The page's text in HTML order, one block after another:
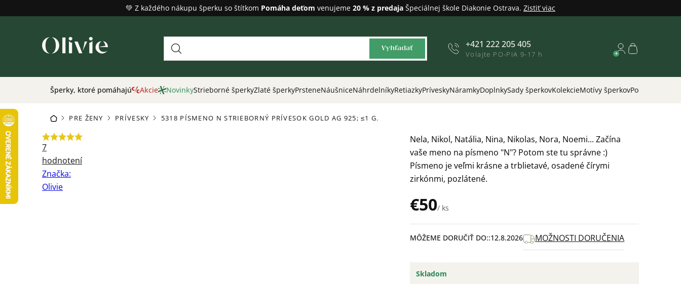
na
💚 Z každého nákupu šperku so štítkom Pomáha deťom venujeme 20 % z predaja Špeciálnej škole Diakonie Ostrava. Zistiť viac
Vyhľadať +421 222 205 405
Volajte PO-PIA 9-17 h
Nákupný
Šperky, ktoré pomáhajú Akcie NovinkyStrieborné šperkyZlaté šperkyPrsteneNáušniceNáhrdelníkyRetiazkyPríveskyNáramkyDoplnkySady šperkovKolekcieMotívy šperkovPodľa
DOMOVPRE ŽENY PRÍVESKY 5318 PÍSMENO N STRIEBORNÝ PRÍVESOK GOLD AG 925; ≤1 G.
Priemerné
hodnotenie
produktu
je
7
hodnotení
Značka:
Olivie
€50/ ks
Jednotková
cena:
Skladom
MÔŽEME DORUČIŤ DO: 12.8.2026 MOŽNOSTI DORUČENIA
Nela, Nikol, Natália, Nina, Nikolas, Nora, Noemi... Začína
vaše meno na písmeno "N"? Potom ste tu správne :)
Písmeno je veľmi krásne a trblietavé, osadené čírymi
zirkónmi, pozlátené.